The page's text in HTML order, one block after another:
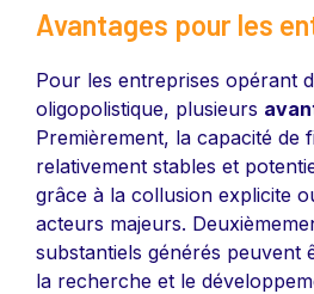
Avantages pour les
Pour les entreprises opérant
oligopolistique, plusieurs
Premièrement, la capacité de
relativement stables et
grâce à la collusion explicite
acteurs majeurs.
substantiels générés peuvent
la recherche et le